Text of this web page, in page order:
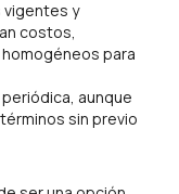
vigentes y
costos,
para
aunque
sin previo